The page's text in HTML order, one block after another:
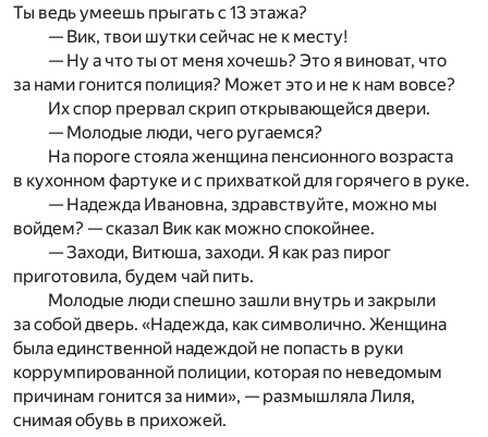
Ты ведь умеешь прыгать с 13 этажа?
— Вик, твои шутки сейчас не к месту!
— Ну а что ты от меня хочешь? Это я виноват, что
за нами гонится полиция? Может это и не к нам вовсе?
Их спор прервал скрип открывающейся двери.
— Молодые люди, чего ругаемся?
На пороге стояла женщина пенсионного возраста
в кухонном фартуке и с прихваткой для горячего в руке.
— Надежда Ивановна, здравствуйте, можно мы
войдем? — сказал Вик как можно спокойнее.
— Заходи, Витюша, заходи. Я как раз пирог
приготовила, будем чай пить.
Молодые люди спешно зашли внутрь и закрыли
за собой дверь. «Надежда, как символично. Женщина
была единственной надеждой не попасть в руки
коррумпированной полиции, которая по неведомым
причинам гонится за ними», — размышляла Лиля,
снимая обувь в прихожей.